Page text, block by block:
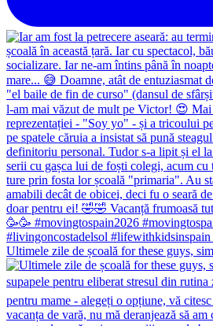
Ultimele zile de școală for these guys,